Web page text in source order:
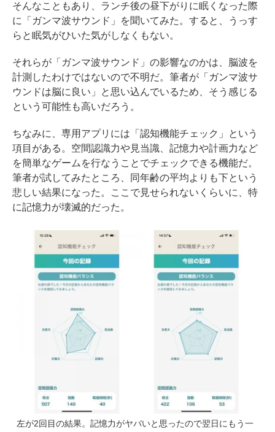
そんなこともあり、ランチ後の昼下がりに眠くなった際
に「ガンマ波サウンド」を聞いてみた。すると、うっす
らと眠気がひいた気がしなくもない。
それらが「ガンマ波サウンド」の影響なのかは、脳波を
計測したわけではないので不明だ。筆者が「ガンマ波サ
ウンドは脳に良い」と思い込んでいるため、そう感じる
という可能性も高いだろう。
ちなみに、専用アプリには「認知機能チェック」という
項目がある。空間認識力や見当識、記憶力や計画力など
を簡単なゲームを行なうことでチェックできる機能だ。
筆者が試してみたところ、同年齢の平均よりも下という
悲しい結果になった。ここで見せられないくらいに、特
に記憶力が壊滅的だった。
左が2回目の結果。記憶力がヤバいと思ったので翌日にもう一